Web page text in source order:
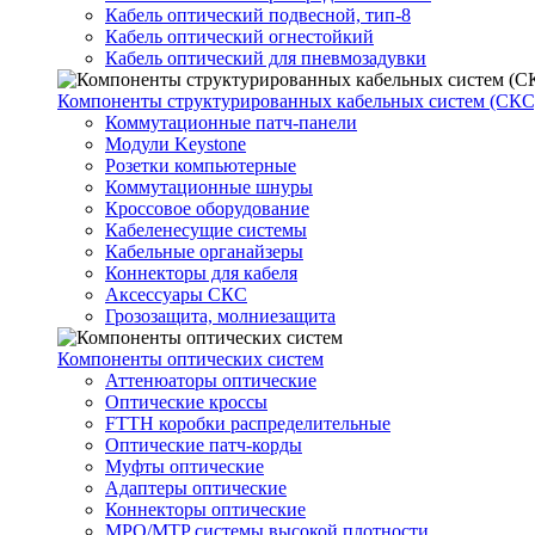
Кабель оптический подвесной, тип-8
Кабель оптический огнестойкий
Кабель оптический для пневмозадувки
Компоненты структурированных кабельных систем
Коммутационные патч-панели
Модули Keystone
Розетки компьютерные
Коммутационные шнуры
Кроссовое оборудование
Кабеленесущие системы
Кабельные органайзеры
Коннекторы для кабеля
Аксессуары СКС
Грозозащита, молниезащита
Компоненты оптических систем
Аттенюаторы оптические
Оптические кроссы
FTTH коробки распределительные
Оптические патч-корды
Муфты оптические
Адаптеры оптические
Коннекторы оптические
MPO/MTP системы высокой плотности